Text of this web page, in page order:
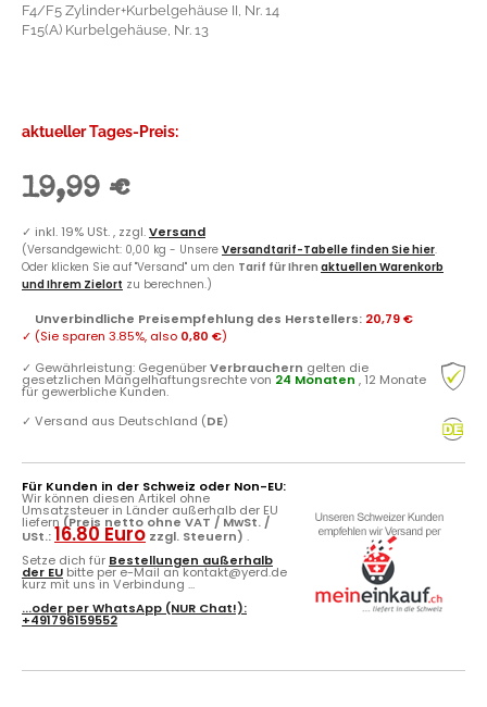
F4/F5 Zylinder+Kurbelgehäuse II, Nr. 14
F15(A) Kurbelgehäuse, Nr. 13
aktueller Tages-Preis:
19,99 €
✓ inkl. 19% USt. , zzgl.Versand
(Versandgewicht: 0,00 kg - Unsere Versandtarif-Tabelle finden Sie hier.
Oder klicken Sie auf "Versand" um den Tarif für Ihren aktuellen Warenkorb
und Ihrem Zielort zu berechnen.)
Unverbindliche Preisempfehlung des Herstellers: 20,79 €
✓ (Sie sparen 3.85%, also 0,80 €)
✓ Gewährleistung: GegenüberVerbrauchern gelten die
gesetzlichen Mängelhaftungsrechte von 24 Monaten , 12 Monate
für gewerbliche Kunden.
✓ Versand aus Deutschland (DE)
Für Kunden in der Schweiz oder Non-EU:
Wir können diesen Artikel ohne
Umsatzsteuer in Länder außerhalb der EU
liefern (Preis netto ohne VAT / MwSt. /
USt.:16.80 Euro zzgl. Steuern) .
Setze dich für Bestellungen außerhalb
der EU bitte per e-Mail an kontakt@yerd.de
kurz mit uns in Verbindung ...
...oder perWhatsApp (NUR Chat!):
+491796159552